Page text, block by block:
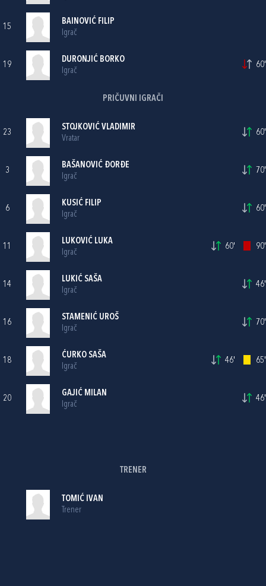
15
BAINOVIĆ FILIP
Igrač
19
DURONJIĆ BORKO
Igrač
60'
PRIČUVNI IGRAČI
23
STOJKOVIĆ VLADIMIR
Vratar
60'
3
BAŠANOVIĆ ĐORĐE
Igrač
70'
6
KUSIĆ FILIP
Igrač
60'
11
LUKOVIĆ LUKA
Igrač
60' 90'
14
LUKIĆ SAŠA
Igrač
46'
16
STAMENIĆ UROŠ
Igrač
70'
18
ĆURKO SAŠA
Igrač
46' 65'
20
GAJIĆ MILAN
Igrač
46'
TRENER
TOMIĆ IVAN
Trener